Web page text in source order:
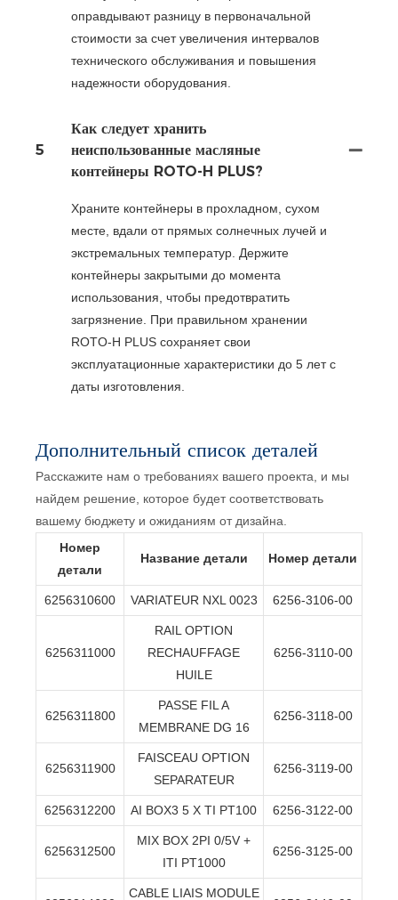
оправдывают разницу в первоначальной
стоимости за счет увеличения интервалов
технического обслуживания и повышения
надежности оборудования.
5
Как следует хранить
неиспользованные масляные
контейнеры ROTO-H PLUS?
Храните контейнеры в прохладном, сухом
месте, вдали от прямых солнечных лучей и
экстремальных температур. Держите
контейнеры закрытыми до момента
использования, чтобы предотвратить
загрязнение. При правильном хранении
ROTO-H PLUS сохраняет свои
эксплуатационные характеристики до 5 лет с
даты изготовления.
Дополнительный список деталей
Расскажите нам о требованиях вашего проекта, и мы
найдем решение, которое будет соответствовать
вашему бюджету и ожиданиям от дизайна.
Номер
детали
Название детали Номер детали
6256310600 VARIATEUR NXL 0023 6256-3106-00
6256311000
RAIL OPTION
RECHAUFFAGE
HUILE
6256-3110-00
6256311800
PASSE FIL A
MEMBRANE DG 16
6256-3118-00
6256311900
FAISCEAU OPTION
SEPARATEUR
6256-3119-00
6256312200 AI BOX3 5 X TI PT100 6256-3122-00
6256312500
MIX BOX 2PI 0/5V +
ITI PT1000
6256-3125-00
CABLE LIAIS MODULE